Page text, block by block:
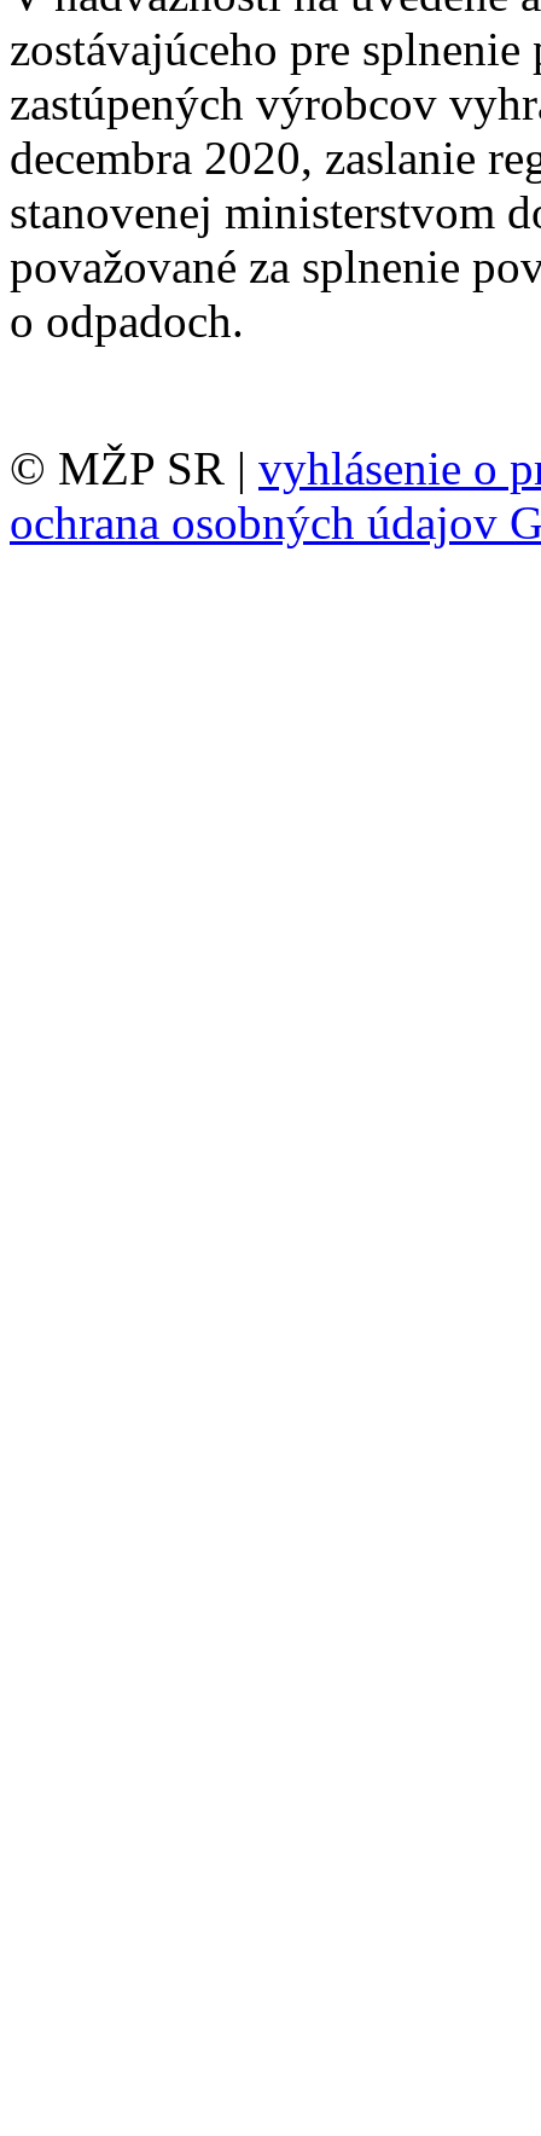
zostávajúceho pre
zastúpených výrobcov
decembra 2020, zaslanie
stanovenej ministerstvom
považované za splnenie
o odpadoch.
© MŽP SR | vyhlásenie o
ochrana osobných údajov